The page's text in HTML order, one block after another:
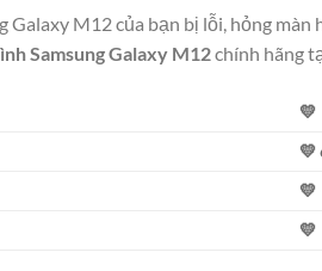
Galaxy M12 của bạn bị lỗi, hỏng
Samsung Galaxy M12chính hãng
💛
💛
💛